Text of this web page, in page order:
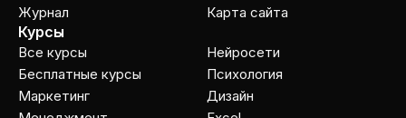
Журнал
Карта сайта
Курсы
Все курсы
Бесплатные курсы
Маркетинг
Нейросети
Психология
Дизайн